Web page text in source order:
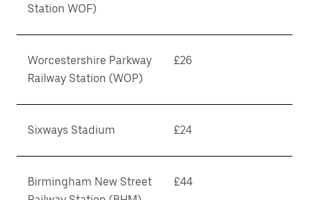
Station WOF)
Worcestershire Parkway
Railway Station (WOP)
£26
Sixways Stadium £24
Birmingham New Street
£44